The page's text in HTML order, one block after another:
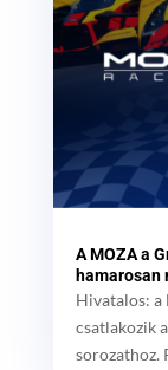
A MOZA a
hamarosan
Hivatalos:
csatlakozik
sorozathoz.